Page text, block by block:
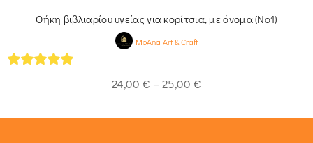
Θήκη βιβλιαρίου υγείας για κορίτσια, με όνομα (No1)
MoAna Art & Craft
24,00 € – 25,00 €